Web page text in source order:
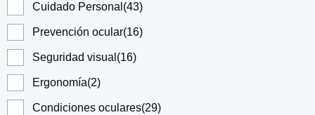
Cuidado Personal (43)
Prevención ocular(16)
Seguridad visual (16)
Ergonomía(2)
Condiciones oculares(29)